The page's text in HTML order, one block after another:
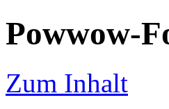
Powwow-
Zum Inhalt